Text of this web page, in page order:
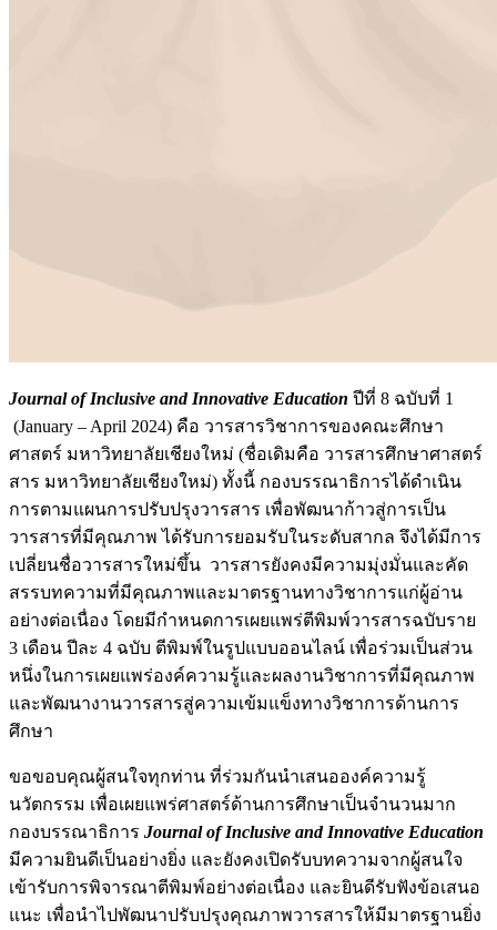
Journal of Inclusive and Innovative Education ปีที่ 8 ฉบับที่ 1
(January – April 2024) คือ วารสารวิชาการของคณะศึกษา
ศาสตร์ มหาวิทยาลัยเชียงใหม่ (ชื่อเดิมคือ วารสารศึกษาศาสตร์
สาร มหาวิทยาลัยเชียงใหม่) ทั้งนี้ กองบรรณาธิการได้ดำเนิน
การตามแผนการปรับปรุงวารสาร เพื่อพัฒนาก้าวสู่การเป็น
วารสารที่มีคุณภาพ ได้รับการยอมรับในระดับสากล จึงได้มีการ
เปลี่ยนชื่อวารสารใหม่ขึ้น วารสารยังคงมีความมุ่งมั่นและคัด
สรรบทความที่มีคุณภาพและมาตรฐานทางวิชาการแก่ผู้อ่าน
อย่างต่อเนื่อง โดยมีกำหนดการเผยแพร่ตีพิมพ์วารสารฉบับราย
3 เดือน ปีละ 4 ฉบับ ตีพิมพ์ในรูปแบบออนไลน์ เพื่อร่วมเป็นส่วน
หนึ่งในการเผยแพร่องค์ความรู้และผลงานวิชาการที่มีคุณภาพ
และพัฒนางานวารสารสู่ความเข้มแข็งทางวิชาการด้านการ
ศึกษา
ขอขอบคุณผู้สนใจทุกท่าน ที่ร่วมกันนำเสนอองค์ความรู้
นวัตกรรม เพื่อเผยแพร่ศาสตร์ด้านการศึกษาเป็นจำนวนมาก
กองบรรณาธิการ Journal of Inclusive and Innovative Education
มีความยินดีเป็นอย่างยิ่ง และยังคงเปิดรับบทความจากผู้สนใจ
เข้ารับการพิจารณาตีพิมพ์อย่างต่อเนื่อง และยินดีรับฟังข้อเสนอ
แนะ เพื่อนำไปพัฒนาปรับปรุงคุณภาพวารสารให้มีมาตรฐานยิ่ง